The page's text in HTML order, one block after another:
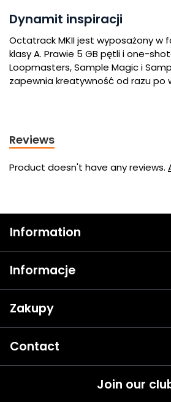
Dynamit inspiracji
Octatrack MKII jest wyposażony w
klasy A. Prawie 5 GB pętli i one-
Loopmasters, Sample Magic i
zapewnia kreatywność od razu po
Reviews
Product doesn't have any reviews.
Information
Informacje
Zakupy
Contact
Join our